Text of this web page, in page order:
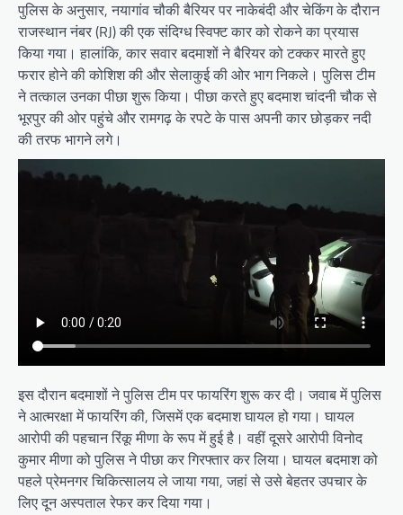
पुलिस के अनुसार, नयागांव चौकी बैरियर पर नाकेबंदी और चेकिंग के दौरान
राजस्थान नंबर (RJ) की एक संदिग्ध स्विफ्ट कार को रोकने का प्रयास
किया गया। हालांकि, कार सवार बदमाशों ने बैरियर को टक्कर मारते हुए
फरार होने की कोशिश की और सेलाकुई की ओर भाग निकले। पुलिस टीम
ने तत्काल उनका पीछा शुरू किया। पीछा करते हुए बदमाश चांदनी चौक से
भूरपुर की ओर पहुंचे और रामगढ़ के रपटे के पास अपनी कार छोड़कर नदी
की तरफ भागने लगे।
इस दौरान बदमाशों ने पुलिस टीम पर फायरिंग शुरू कर दी। जवाब में पुलिस
ने आत्मरक्षा में फायरिंग की, जिसमें एक बदमाश घायल हो गया। घायल
आरोपी की पहचान रिंकू मीणा के रूप में हुई है। वहीं दूसरे आरोपी विनोद
कुमार मीणा को पुलिस ने पीछा कर गिरफ्तार कर लिया। घायल बदमाश को
पहले प्रेमनगर चिकित्सालय ले जाया गया, जहां से उसे बेहतर उपचार के
लिए दून अस्पताल रेफर कर दिया गया।